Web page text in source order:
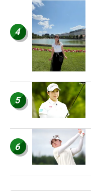
4
5
6